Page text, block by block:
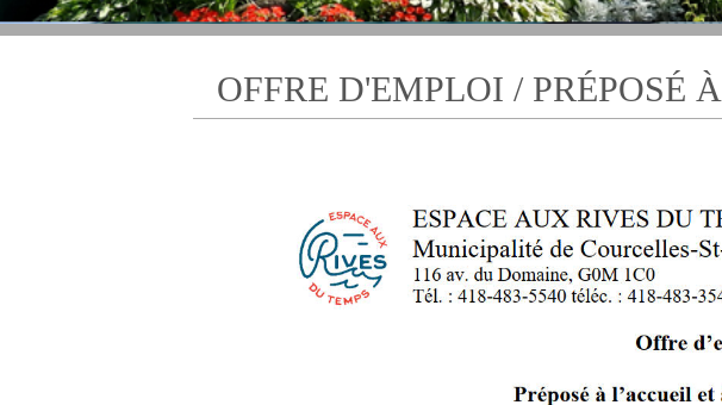
OFFRE D'EMPLOI / PRÉPOSÉ